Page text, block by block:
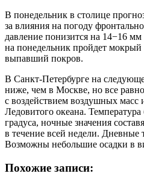
В понедельник в столице
за влияния на погоду
давление понизится на 14−16 мм
на понедельник пройдет мокрый
выпавший покров.
В Санкт-Петербурге на
ниже, чем в Москве, но все
с воздействием воздушных
Ледовитого океана.
градуса, ночные значения
в течение всей недели. Дневные
Возможны небольшие осадки в
Похожие записи: